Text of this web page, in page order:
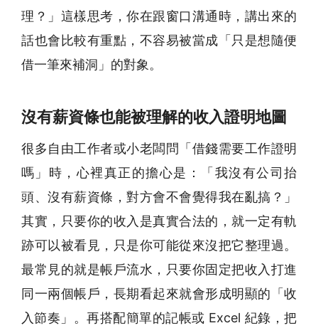
理？」這樣思考，你在跟窗口溝通時，講出來的
話也會比較有重點，不容易被當成「只是想隨便
借一筆來補洞」的對象。
沒有薪資條也能被理解的收入證明地圖
很多自由工作者或小老闆問「借錢需要工作證明
嗎」時，心裡真正的擔心是：「我沒有公司抬
頭、沒有薪資條，對方會不會覺得我在亂搞？」
其實，只要你的收入是真實合法的，就一定有軌
跡可以被看見，只是你可能從來沒把它整理過。
最常見的就是帳戶流水，只要你固定把收入打進
同一兩個帳戶，長期看起來就會形成明顯的「收
入節奏」。再搭配簡單的記帳或 Excel 紀錄，把